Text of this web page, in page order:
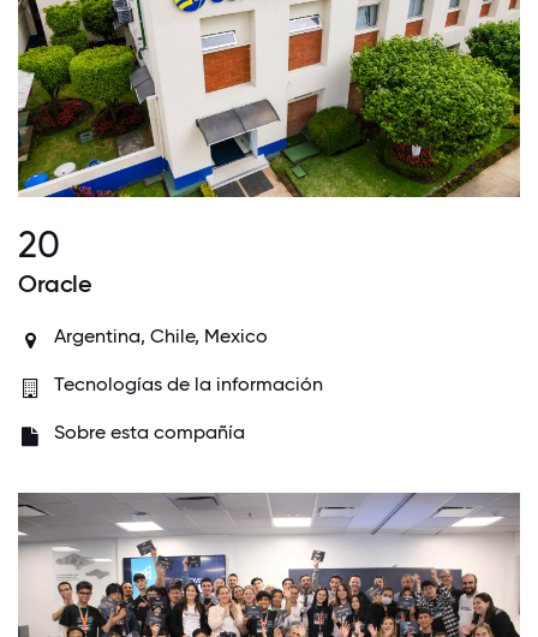
20
Oracle
Argentina, Chile, Mexico
Tecnologías de la información
Sobre esta compañía